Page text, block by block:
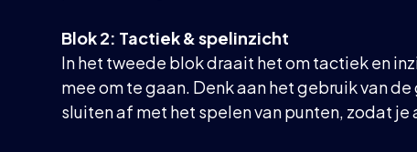
Blok 2: Tactiek & spelinzicht
In het tweede blok draait het om tactiek en
mee om te gaan. Denk aan het gebruik van
sluiten af met het spelen van punten, zodat